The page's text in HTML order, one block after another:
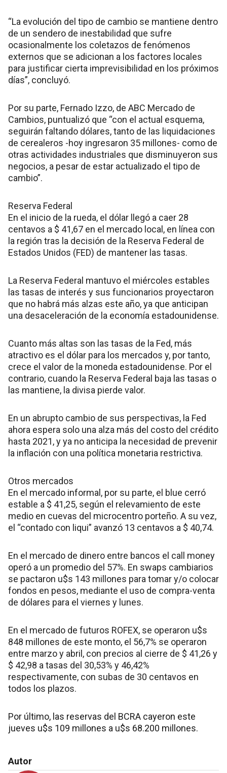
“La evolución del tipo de cambio se mantiene dentro
de un sendero de inestabilidad que sufre
ocasionalmente los coletazos de fenómenos
externos que se adicionan a los factores locales
para justificar cierta imprevisibilidad en los próximos
días”, concluyó.
Por su parte, Fernado Izzo, de ABC Mercado de
Cambios, puntualizó que “con el actual esquema,
seguirán faltando dólares, tanto de las liquidaciones
de cerealeros -hoy ingresaron 35 millones- como de
otras actividades industriales que disminuyeron sus
negocios, a pesar de estar actualizado el tipo de
cambio”.
Reserva Federal
En el inicio de la rueda, el dólar llegó a caer 28
centavos a $ 41,67 en el mercado local, en línea con
la región tras la decisión de la Reserva Federal de
Estados Unidos (FED) de mantener las tasas.
La Reserva Federal mantuvo el miércoles estables
las tasas de interés y sus funcionarios proyectaron
que no habrá más alzas este año, ya que anticipan
una desaceleración de la economía estadounidense.
Cuanto más altas son las tasas de la Fed, más
atractivo es el dólar para los mercados y, por tanto,
crece el valor de la moneda estadounidense. Por el
contrario, cuando la Reserva Federal baja las tasas o
las mantiene, la divisa pierde valor.
En un abrupto cambio de sus perspectivas, la Fed
ahora espera solo una alza más del costo del crédito
hasta 2021, y ya no anticipa la necesidad de prevenir
la inflación con una política monetaria restrictiva.
Otros mercados
En el mercado informal, por su parte, el blue cerró
estable a $ 41,25, según el relevamiento de este
medio en cuevas del microcentro porteño. A su vez,
el “contado con liqui” avanzó 13 centavos a $ 40,74.
En el mercado de dinero entre bancos el call money
operó a un promedio del 57%. En swaps cambiarios
se pactaron u$s 143 millones para tomar y/o colocar
fondos en pesos, mediante el uso de compra-venta
de dólares para el viernes y lunes.
En el mercado de futuros ROFEX, se operaron u$s
848 millones de este monto, el 56,7% se operaron
entre marzo y abril, con precios al cierre de $ 41,26 y
$ 42,98 a tasas del 30,53% y 46,42%
respectivamente, con subas de 30 centavos en
todos los plazos.
Por último, las reservas del BCRA cayeron este
jueves u$s 109 millones a u$s 68.200 millones.
Autor